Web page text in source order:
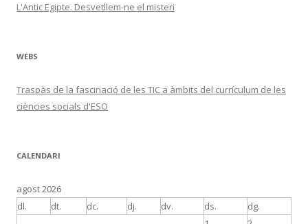
L'Antic Egipte. Desvetllem-ne el misteri
WEBS
Traspàs de la fascinació de les TIC a àmbits del currículum de les
ciències socials d'ESO
CALENDARI
agost 2026
dl.
dt. dc. dj. dv. ds. dg.